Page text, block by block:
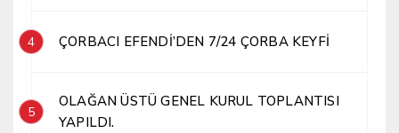
4 ÇORBACI EFENDİ’DEN 7/24 ÇORBA KEYFİ
5
OLAĞAN ÜSTÜ GENEL KURUL TOPLANTISI
YAPILDI.